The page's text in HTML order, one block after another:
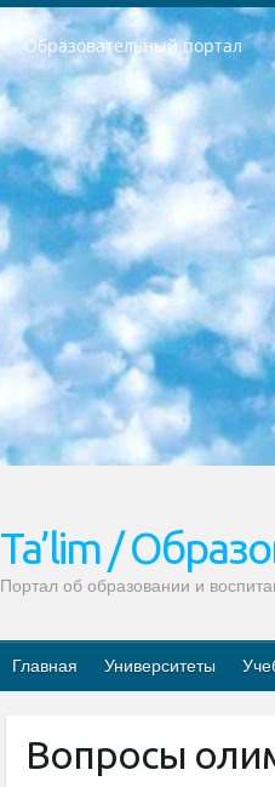
Образовательный портал
РЕСПУБЛИКА УЗБЕКИСТАН МИНИСТРЕРСТВО ДОШКОЛЬНОГО И ШКОЛЬНОГО ОБРАЗОВАНИЯ КОМАНДА в общеобразовательных учреждениях в 2023-2024 учебном году организация и проведение итоговой государственной аттестации обучающихся о Министра дошкольного и школьного образования Республики Узбекистан от 4 марта 2008 года (постановлением Минюста от 20 марта 2008 года № 1778 государственной регистрации) «Итоговое состояние учащихся общего среднего образования на основании положения об утверждении положения об аттестации общего среднего образования выпускной экзамен студентов в образовательных учреждениях в 2023-2024 учебном году В целях организации и прохождения аттестации приказываю: 1. Следующее: перечень предметов, по которым будет проводиться итоговая государственная аттестация и экзамен формы перевода согласно приложению 1; сертификаты международного образца, оценивающие уровень владения иностранными языками перечень согласно приложению 2; 2. Педагогический при специализированных образовательных учреждениях. научно-практический центр квалификации и международной оценки (Д.Давидова) 2024 г. До 25 марта: задания по предметам, по которым будет проводиться итоговая аттестация разработка и утверждение технических условий; итоговая аттестация на основании разработанного предметного задания разработка вопросов по предметам (устно и письменно), экзамен передача; общеобразовательные средние школы и специальные учебные заведения учащиеся выпускных классов школ и интернатов в агентской системе подготовка базы данных экзаменационных материалов и критериев оценки; перевод базы экзаменационных материалов на все языки обучения подать в Республиканский образовательный центр для изготовления; варианты экзаменов на основе разработанных контрольных материалов пусть будут поставлены задачи формирования. 3. Республиканский образовательный центр (Ш.Худайкулов) до 5 апреля 2024 года. до: база данных предоставленных экзаменационных материалов на все языки обучения перевод и экспертиза; для слепых, слабовидящих, глухих, слабослышащих и умственно отсталых детей учащиеся выпускных классов
Ta’lim /
Портал об образовании и
Главная Университеты
Вопросы